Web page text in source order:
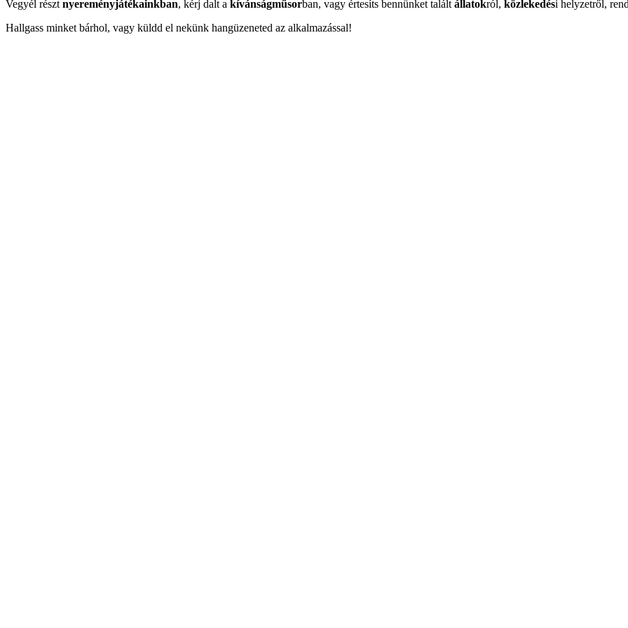
Vegyél részt nyereményjátékainkban, kérj dalt a kívánságműsorban, vagy értesíts bennünket talált állatokról, közlekedési helyzetről,
Hallgass minket bárhol, vagy küldd el nekünk hangüzeneted az alkalmazással!